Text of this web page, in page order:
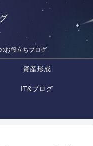
お役立ちブログ
資産形成
IT&ブログ